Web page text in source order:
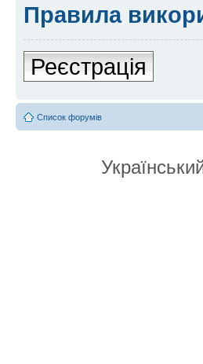
Правила
Реєстрація
Список форумів